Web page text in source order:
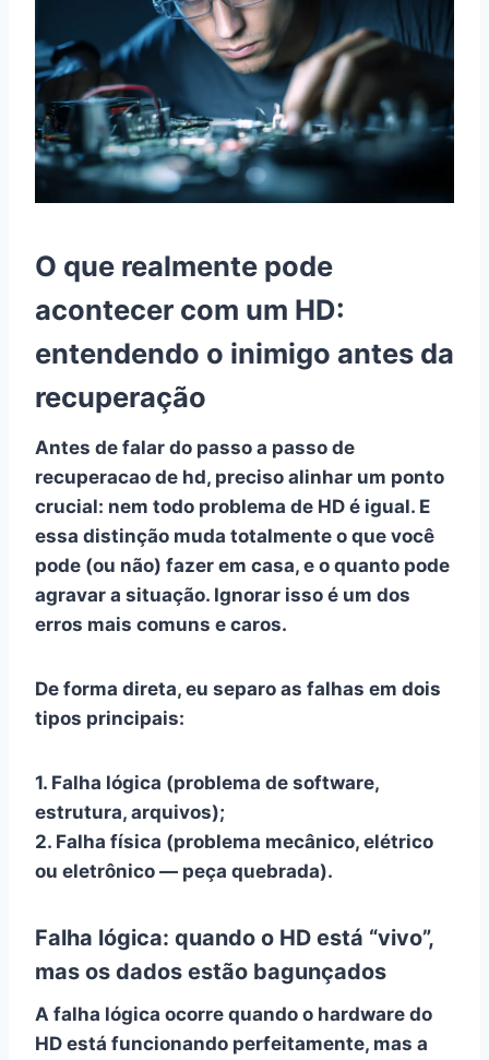
O que realmente pode
acontecer com um HD:
entendendo o inimigo antes da
recuperação
Antes de falar do passo a passo de
recuperacao de hd, preciso alinhar um ponto
crucial: nem todo problema de HD é igual. E
essa distinção muda totalmente o que você
pode (ou não) fazer em casa, e o quanto pode
agravar a situação. Ignorar isso é um dos
erros mais comuns e caros.
De forma direta, eu separo as falhas em dois
tipos principais:
1. Falha lógica (problema de software,
estrutura, arquivos);
2. Falha física (problema mecânico, elétrico
ou eletrônico — peça quebrada).
Falha lógica: quando o HD está “vivo”,
mas os dados estão bagunçados
A falha lógica ocorre quando o hardware do
HD está funcionando perfeitamente, mas a